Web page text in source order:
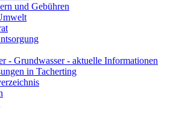
und Gebühren
- Grundwasser - aktuelle Informationen
in Tacherting